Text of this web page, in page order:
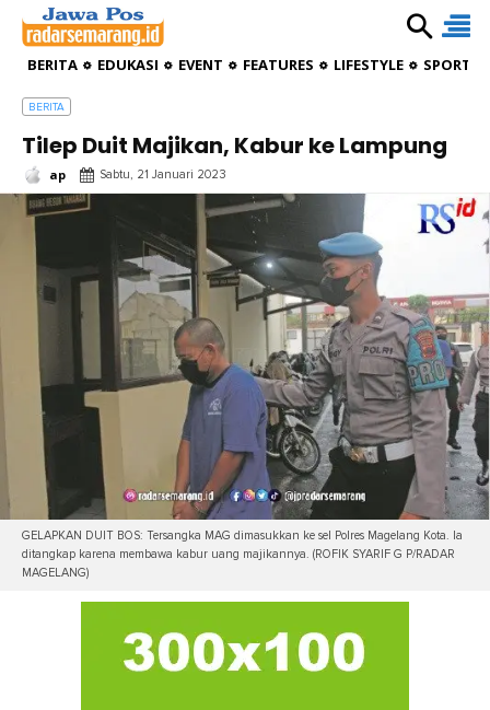
BERITA EDUKASI EVENT FEATURES LIFESTYLE
BERITA
Tilep Duit Majikan, Kabur ke Lampung
ap Sabtu, 21 Januari 2023
GELAPKAN DUIT BOS: Tersangka MAG dimasukkan ke sel Polres Magelang Kota. Ia
ditangkap karena membawa kabur uang majikannya. (ROFIK SYARIF G P/RADAR
MAGELANG)